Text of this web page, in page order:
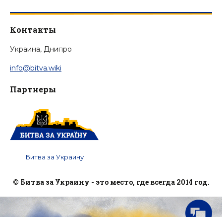
Контакты
Украина, Днипро
info@bitva.wiki
Партнеры
Битва за Украину
© Битва за Украину - это место, где всегда 2014 год.